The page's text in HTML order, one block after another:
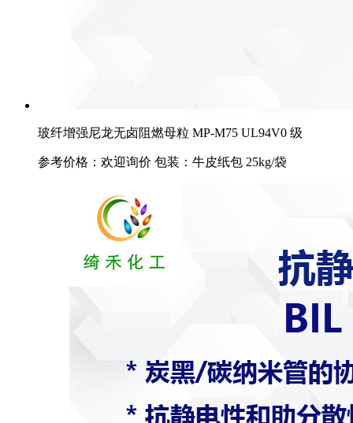
玻纤增强尼龙无卤阻燃母粒 MP-M75 UL94V0 级
参考价格：欢迎询价 包装：牛皮纸包 25kg/袋